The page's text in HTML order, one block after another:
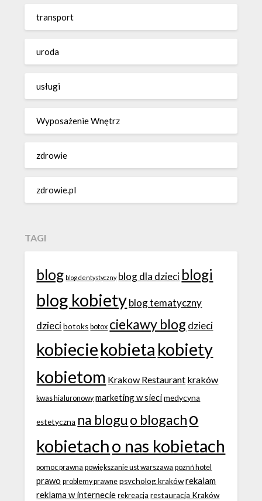
transport
uroda
usługi
Wyposażenie Wnętrz
zdrowie
zdrowie.pl
TAGI
blog blog dentystyczny blog dla dzieci blogi
blog kobietyblog tematyczny
dzieci botoks botox ciekawy blog dzieci
kobieciekobieta kobiety
kobietom Krakow Restaurant kraków
kwas hialuronowy marketing w sieci medycyna
estetyczna na blogu o blogacho
kobietacho nas kobietach
pomoc prawna powiększanie ust warszawa poznń hotel
prawo problemy prawne psycholog krakówrekalam
reklama w internecie rekreacja restauracja Kraków